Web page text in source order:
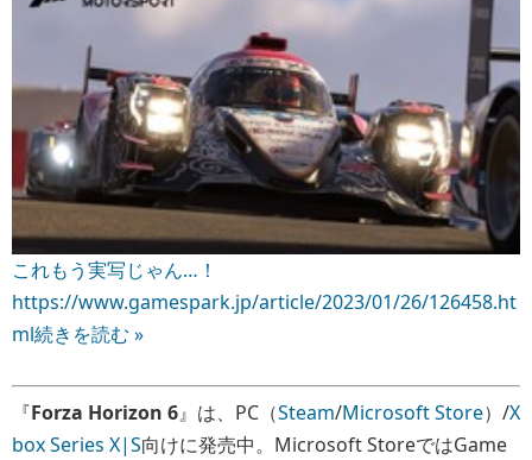
これもう実写じゃん…！
https://www.gamespark.jp/article/2023/01/26/126458.ht
ml続きを読む »
『Forza Horizon 6』は、PC（Steam/Microsoft Store）/X
box Series X|S向けに発売中。Microsoft StoreではGame